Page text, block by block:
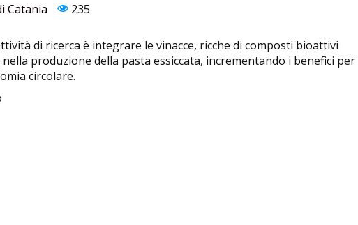
Catania 235
di ricerca è integrare le vinacce, ricche di composti bioattivi
produzione della pasta essiccata, incrementando i benefici per
circolare.